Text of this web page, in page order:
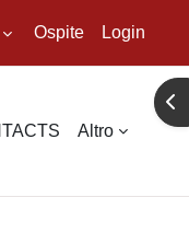
Ospite Login
Altro